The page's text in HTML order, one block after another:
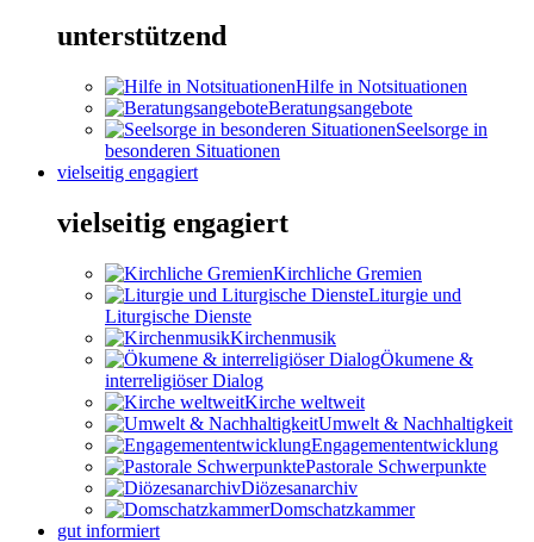
unterstützend
Hilfe in Notsituationen
Beratungsangebote
Seelsorge in
besonderen Situationen
vielseitig engagiert
vielseitig engagiert
Kirchliche Gremien
Liturgie und
Liturgische Dienste
Kirchenmusik
Ökumene &
interreligiöser Dialog
Kirche weltweit
Umwelt & Nachhaltigkeit
Engagemententwicklung
Pastorale Schwerpunkte
Diözesanarchiv
Domschatzkammer
gut informiert